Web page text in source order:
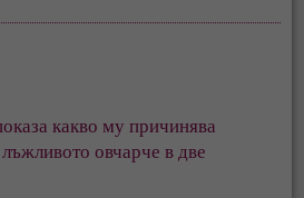
какво му причинява
овчарче в две